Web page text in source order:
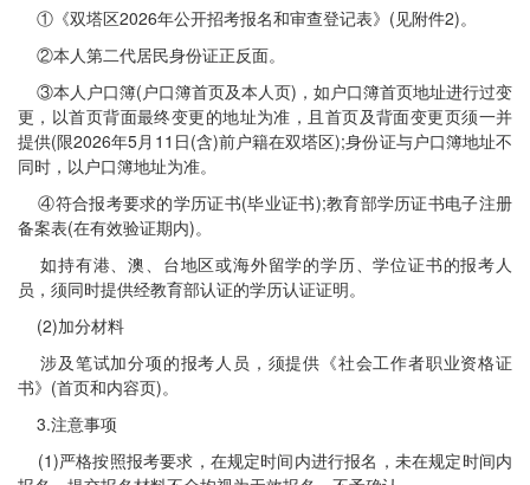
①《双塔区2026年公开招考报名和审查登记表》(见附件2)。
②本人第二代居民身份证正反面。
③本人户口簿(户口簿首页及本人页)，如户口簿首页地址进行过变
更，以首页背面最终变更的地址为准，且首页及背面变更页须一并
提供(限2026年5月11日(含)前户籍在双塔区);身份证与户口簿地址不
同时，以户口簿地址为准。
④符合报考要求的学历证书(毕业证书);教育部学历证书电子注册
备案表(在有效验证期内)。
如持有港、澳、台地区或海外留学的学历、学位证书的报考人
员，须同时提供经教育部认证的学历认证证明。
(2)加分材料
涉及笔试加分项的报考人员，须提供《社会工作者职业资格证
书》(首页和内容页)。
3.注意事项
(1)严格按照报考要求，在规定时间内进行报名，未在规定时间内